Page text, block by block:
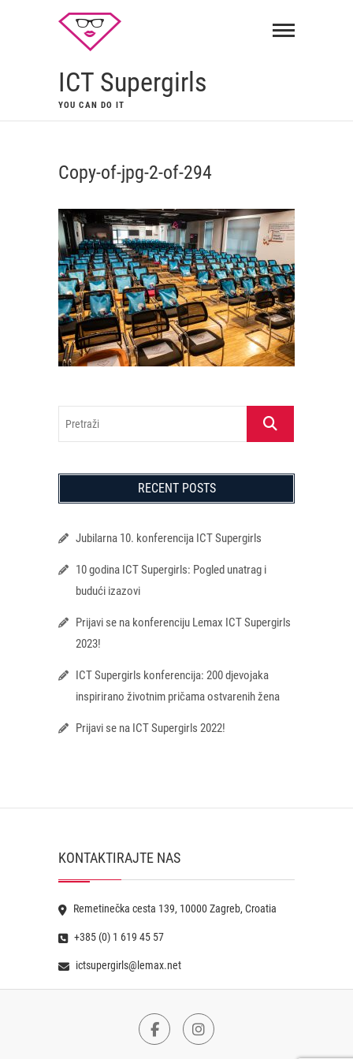
ICT Supergirls
YOU CAN DO IT
Copy-of-jpg-2-of-294
Pretraži
RECENT POSTS
Jubilarna 10. konferencija ICT Supergirls
10 godina ICT Supergirls: Pogled unatrag i
budući izazovi
Prijavi se na konferenciju Lemax ICT Supergirls
2023!
ICT Supergirls konferencija: 200 djevojaka
inspirirano životnim pričama ostvarenih žena
Prijavi se na ICT Supergirls 2022!
KONTAKTIRAJTE NAS
Remetinečka cesta 139, 10000 Zagreb, Croatia
+385 (0) 1 619 45 57
ictsupergirls@lemax.net
FacebookInstagram